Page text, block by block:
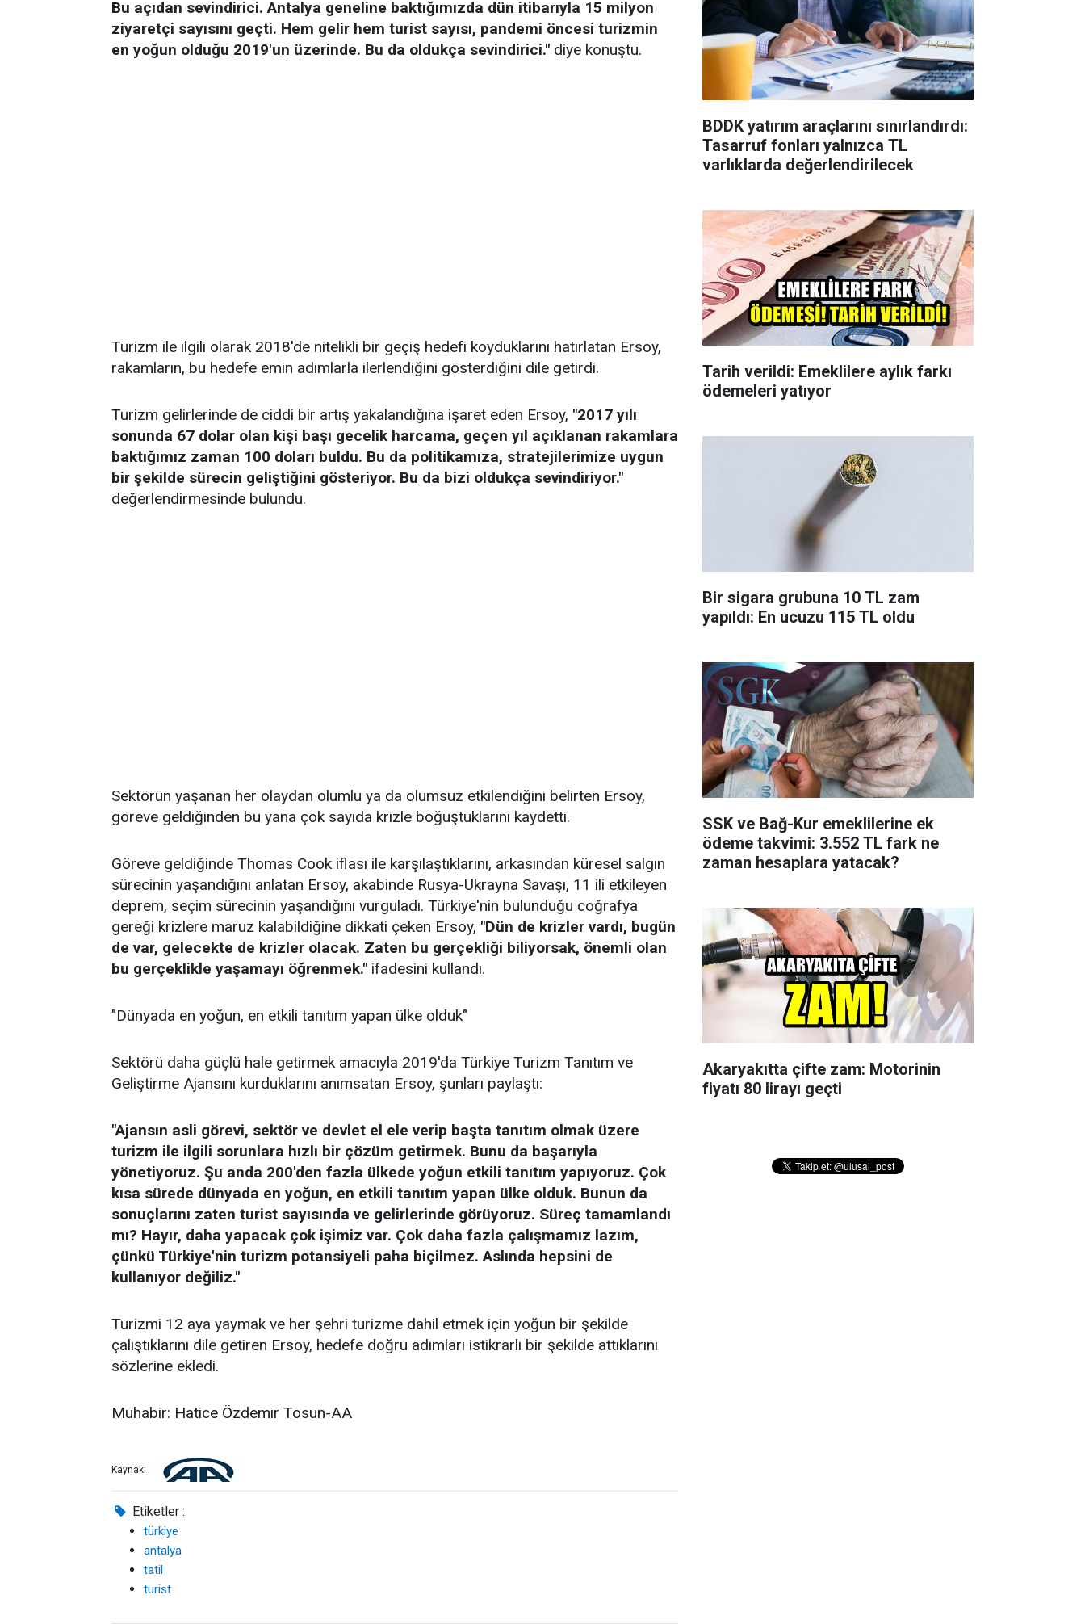
Bu açıdan sevindirici. Antalya geneline baktığımızda dün itibarıyla 15 milyon
ziyaretçi sayısını geçti. Hem gelir hem turist sayısı, pandemi öncesi turizmin
en yoğun olduğu 2019'un üzerinde. Bu da oldukça sevindirici." diye konuştu.
Turizm ile ilgili olarak 2018'de nitelikli bir geçiş hedefi koyduklarını hatırlatan Ersoy,
rakamların, bu hedefe emin adımlarla ilerlendiğini gösterdiğini dile getirdi.
Turizm gelirlerinde de ciddi bir artış yakalandığına işaret eden Ersoy, "2017 yılı
sonunda 67 dolar olan kişi başı gecelik harcama, geçen yıl açıklanan rakamlara
baktığımız zaman 100 doları buldu. Bu da politikamıza, stratejilerimize uygun
bir şekilde sürecin geliştiğini gösteriyor. Bu da bizi oldukça sevindiriyor."
değerlendirmesinde bulundu.
Sektörün yaşanan her olaydan olumlu ya da olumsuz etkilendiğini belirten Ersoy,
göreve geldiğinden bu yana çok sayıda krizle boğuştuklarını kaydetti.
Göreve geldiğinde Thomas Cook iflası ile karşılaştıklarını, arkasından küresel salgın
sürecinin yaşandığını anlatan Ersoy, akabinde Rusya-Ukrayna Savaşı, 11 ili etkileyen
deprem, seçim sürecinin yaşandığını vurguladı. Türkiye'nin bulunduğu coğrafya
gereği krizlere maruz kalabildiğine dikkati çeken Ersoy, "Dün de krizler vardı, bugün
de var, gelecekte de krizler olacak. Zaten bu gerçekliği biliyorsak, önemli olan
bu gerçeklikle yaşamayı öğrenmek." ifadesini kullandı.
"Dünyada en yoğun, en etkili tanıtım yapan ülke olduk"
Sektörü daha güçlü hale getirmek amacıyla 2019'da Türkiye Turizm Tanıtım ve
Geliştirme Ajansını kurduklarını anımsatan Ersoy, şunları paylaştı:
"Ajansın asli görevi, sektör ve devlet el ele verip başta tanıtım olmak üzere
turizm ile ilgili sorunlara hızlı bir çözüm getirmek. Bunu da başarıyla
yönetiyoruz. Şu anda 200'den fazla ülkede yoğun etkili tanıtım yapıyoruz. Çok
kısa sürede dünyada en yoğun, en etkili tanıtım yapan ülke olduk. Bunun da
sonuçlarını zaten turist sayısında ve gelirlerinde görüyoruz. Süreç tamamlandı
mı? Hayır, daha yapacak çok işimiz var. Çok daha fazla çalışmamız lazım,
çünkü Türkiye'nin turizm potansiyeli paha biçilmez. Aslında hepsini de
kullanıyor değiliz."
Turizmi 12 aya yaymak ve her şehri turizme dahil etmek için yoğun bir şekilde
çalıştıklarını dile getiren Ersoy, hedefe doğru adımları istikrarlı bir şekilde attıklarını
sözlerine ekledi.
Muhabir: Hatice Özdemir Tosun-AA
Kaynak:
Etiketler :
türkiye
antalya
tatil
turist
BDDK yatırım araçlarını sınırlandırdı:
Tasarruf fonları yalnızca TL
varlıklarda değerlendirilecek
Tarih verildi: Emeklilere aylık farkı
ödemeleri yatıyor
Bir sigara grubuna 10 TL zam
yapıldı: En ucuzu 115 TL oldu
SSK ve Bağ-Kur emeklilerine ek
ödeme takvimi: 3.552 TL fark ne
zaman hesaplara yatacak?
Akaryakıtta çifte zam: Motorinin
fiyatı 80 lirayı geçti